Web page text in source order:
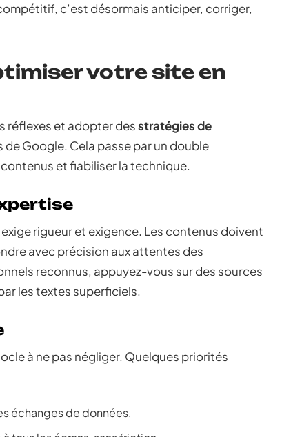
c’est désormais anticiper, corriger,
votre site en
réflexes et adopter desstratégies de
Google. Cela passe par un double
et fiabiliser la technique.
rigueur et exigence. Les contenus doivent
avec précision aux attentes des
reconnus, appuyez-vous sur des sources
les textes superficiels.
à ne pas négliger. Quelques priorités
échanges de données.